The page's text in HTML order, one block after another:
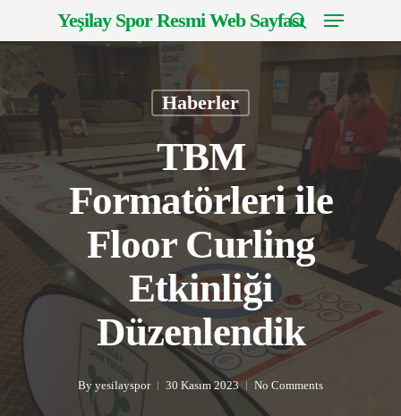
content
Yeşilay Spor Resmi Web Sayfası
search
Menu
Haberler
TBM
Formatörleri ile
Floor Curling
Etkinliği
Düzenlendik
By yesilayspor 30 Kasım 2023 No Comments